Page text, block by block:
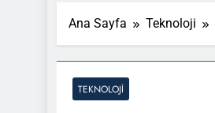
Ana Sayfa Teknoloji
TEKNOLOJI